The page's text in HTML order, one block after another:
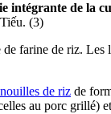
intégrante de la
(3)
farine de riz.
nouilles de riz de
au porc grillé)